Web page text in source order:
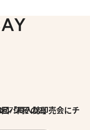
人誌即売会にチャレンジ その2」